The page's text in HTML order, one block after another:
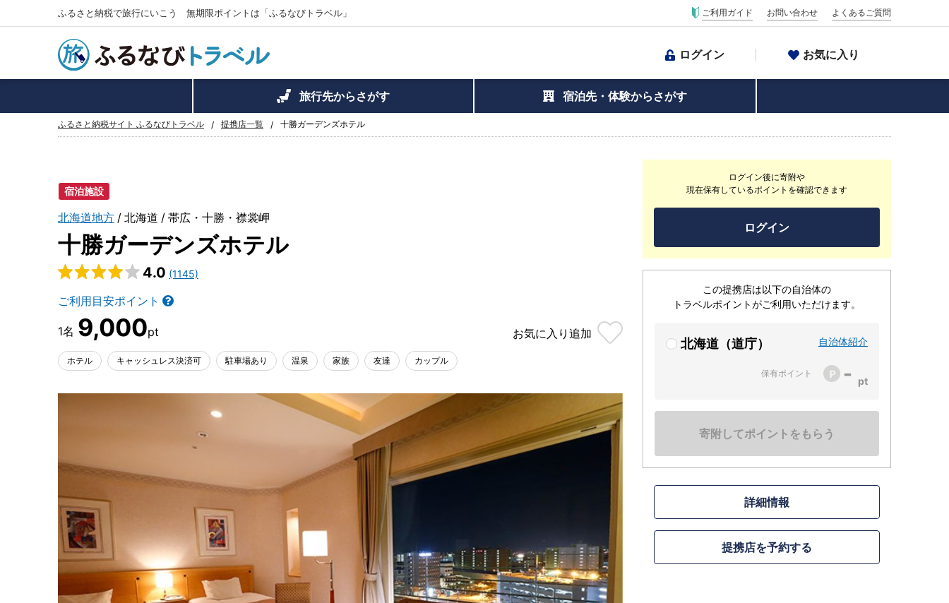
ふるさと納税で旅行にいこう 無期限ポイントは「ふるなびトラベル」 ご利用ガイド お問い合わせ よくあるご質問
ログイン お気に入り
旅行先からさがす 宿泊先・体験からさがす
ふるさと納税サイト ふるなびトラベル 提携店一覧 十勝ガーデンズホテル
宿泊施設
北海道地方 北海道 帯広・十勝・襟裳岬
十勝ガーデンズホテル
4.0 (1145)
ご利用目安ポイント
9,000 お気に入り 追加
ホテル キャッシュレス決済可 駐車場あり 温泉 家族 友達 カップル
ログイン後に寄附や
現在保有しているポイントを確認できます
ログイン
この提携店は以下の自治体の
トラベルポイントがご利用いただけます。
北海道（道庁） 自治体紹介
保有ポイント -
寄附してポイントをもらう
詳細情報
提携店を予約する